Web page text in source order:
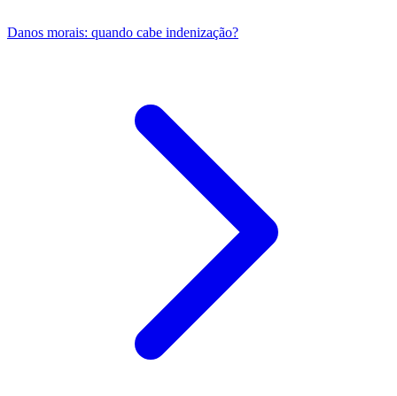
Danos morais: quando cabe indenização?